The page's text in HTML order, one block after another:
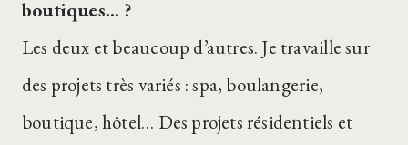
boutiques… ?
Les deux et beaucoup d’autres. Je travaille sur
des projets très variés : spa, boulangerie,
boutique, hôtel… Des projets résidentiels et